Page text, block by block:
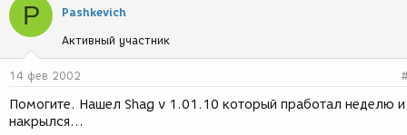
р
т
е
м
ы
с
з
д
и
P Pashkevich
Активный участник
14 фев 2002
Помогите. Нашел Shag v 1.01.10 который пработал неделю и
накрылся...